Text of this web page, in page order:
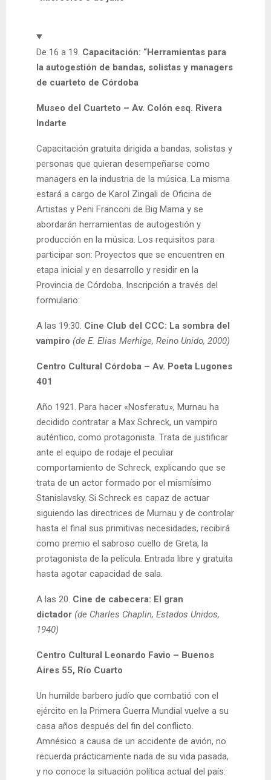
De 16 a 19. Capacitación: “Herramientas para
la autogestión de bandas, solistas y managers
de cuarteto de Córdoba
Museo del Cuarteto – Av. Colón esq. Rivera
Indarte
Capacitación gratuita dirigida a bandas, solistas y
personas que quieran desempeñarse como
managers en la industria de la música. La misma
estará a cargo de Karol Zingali de Oficina de
Artistas y Peni Franconi de Big Mama y se
abordarán herramientas de autogestión y
producción en la música. Los requisitos para
participar son: Proyectos que se encuentren en
etapa inicial y en desarrollo y residir en la
Provincia de Córdoba. Inscripción a través del
formulario:
A las 19:30. Cine Club del CCC: La sombra del
vampiro (de E. Elias Merhige, Reino Unido, 2000)
Centro Cultural Córdoba – Av. Poeta Lugones
401
Año 1921. Para hacer «Nosferatu», Murnau ha
decidido contratar a Max Schreck, un vampiro
auténtico, como protagonista. Trata de justificar
ante el equipo de rodaje el peculiar
comportamiento de Schreck, explicando que se
trata de un actor formado por el mismísimo
Stanislavsky. Si Schreck es capaz de actuar
siguiendo las directrices de Murnau y de controlar
hasta el final sus primitivas necesidades, recibirá
como premio el sabroso cuello de Greta, la
protagonista de la película. Entrada libre y gratuita
hasta agotar capacidad de sala.
A las 20. Cine de cabecera: El gran
dictador (de Charles Chaplin, Estados Unidos,
1940)
Centro Cultural Leonardo Favio – Buenos
Aires 55, Río Cuarto
Un humilde barbero judío que combatió con el
ejército en la Primera Guerra Mundial vuelve a su
casa años después del fin del conflicto.
Amnésico a causa de un accidente de avión, no
recuerda prácticamente nada de su vida pasada,
y no conoce la situación política actual del país: